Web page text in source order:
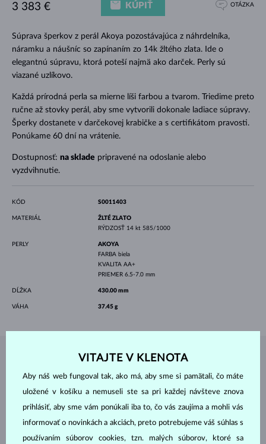
Súprava šperkov z perál Akoya pozostávajúca z náhrdelníka,
náramku a náušníc so zapínaním zo 14k žltého zlata. Ide o
elegantnú súpravu, ktorá poteší najmä ako darček. Perly sú
viazané uzlíkovo.
Každá prírodná perla sa mierne líši farbou a tvarom. Triedime preto
ručne až stovky perál, aby sme vytvorili dokonale ladiace súpravy.
Šperky dostanete v darčekovej krabičke a s certifikátom pravosti.
Ponúkame 60 dní na vrátenie.
Dostupnosť: na sklade pripravené na odoslanie alebo
vyzdvihnutie.
3 383 € KÚPIŤ OTÁZKA
KÓD S0011403
MATERIÁL
ŽLTÉ ZLATO
RÝDZOSŤ 14 kt 585/1000
PERLY
AKOYA
FARBA biela
KVALITA AA+
PRIEMER 6.5-7.0 mm
DĹŽKA 430.00 mm
VÁHA 37.45 g
ŠPERKY ZATELIÉRU KLENOTA
VITAJTE V KLENOTA
Aby náš web fungoval tak, ako má, aby sme si pamätali, čo máte
uložené v košíku a nemuseli ste sa pri každej návšteve znova
prihlásiť, aby sme vám ponúkali iba to, čo vás zaujíma a mohli vás
informovať o novinkách a akciách, preto potrebujeme váš súhlas s
používaním súborov cookies, tzn. malých súborov, ktoré sa